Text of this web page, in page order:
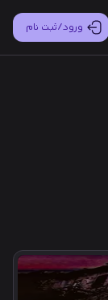
ورود/ثبت نام